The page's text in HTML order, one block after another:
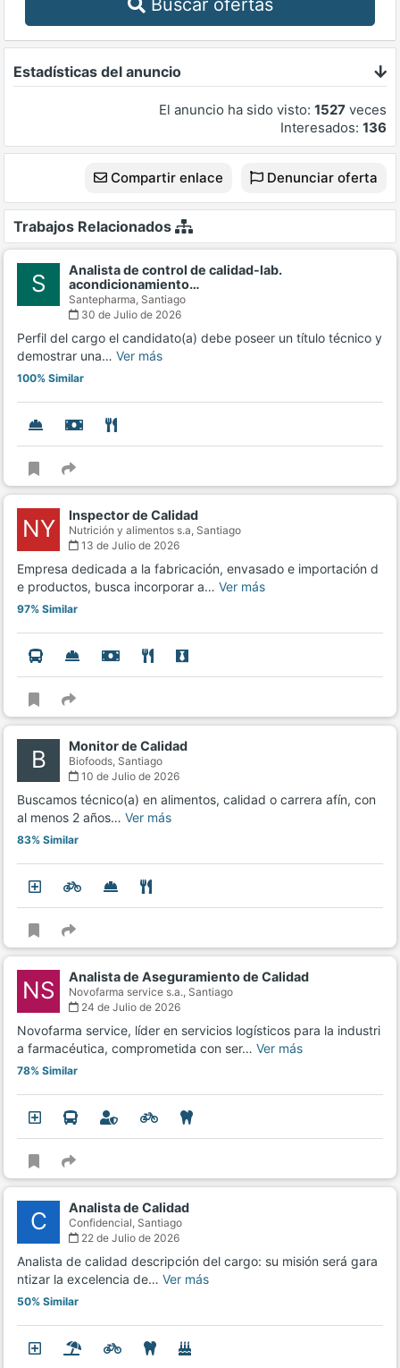
Buscar ofertas
Estadísticas del anuncio
El anuncio ha sido visto: 1527 veces
Interesados: 136
Compartir enlace Denunciar oferta
Trabajos Relacionados
S
Analista de control de calidad-lab.
acondicionamiento…
Santepharma, Santiago
30 de Julio de 2026
Perfil del cargo el candidato(a) debe poseer un título técnico y
demostrar una… Ver más
100% Similar
NY Inspector de Calidad
Nutrición y alimentos s.a, Santiago
13 de Julio de 2026
Empresa dedicada a la fabricación, envasado e importación d
e productos, busca incorporar a… Ver más
97% Similar
B Monitor de Calidad
Biofoods, Santiago
10 de Julio de 2026
Buscamos técnico(a) en alimentos, calidad o carrera afín, con
al menos 2 años… Ver más
83% Similar
NS Analista de Aseguramiento de Calidad
Novofarma service s.a., Santiago
24 de Julio de 2026
Novofarma service, líder en servicios logísticos para la industri
a farmacéutica, comprometida con ser… Ver más
78% Similar
C Analista de Calidad
Confidencial, Santiago
22 de Julio de 2026
Analista de calidad descripción del cargo: su misión será gara
ntizar la excelencia de… Ver más
50% Similar